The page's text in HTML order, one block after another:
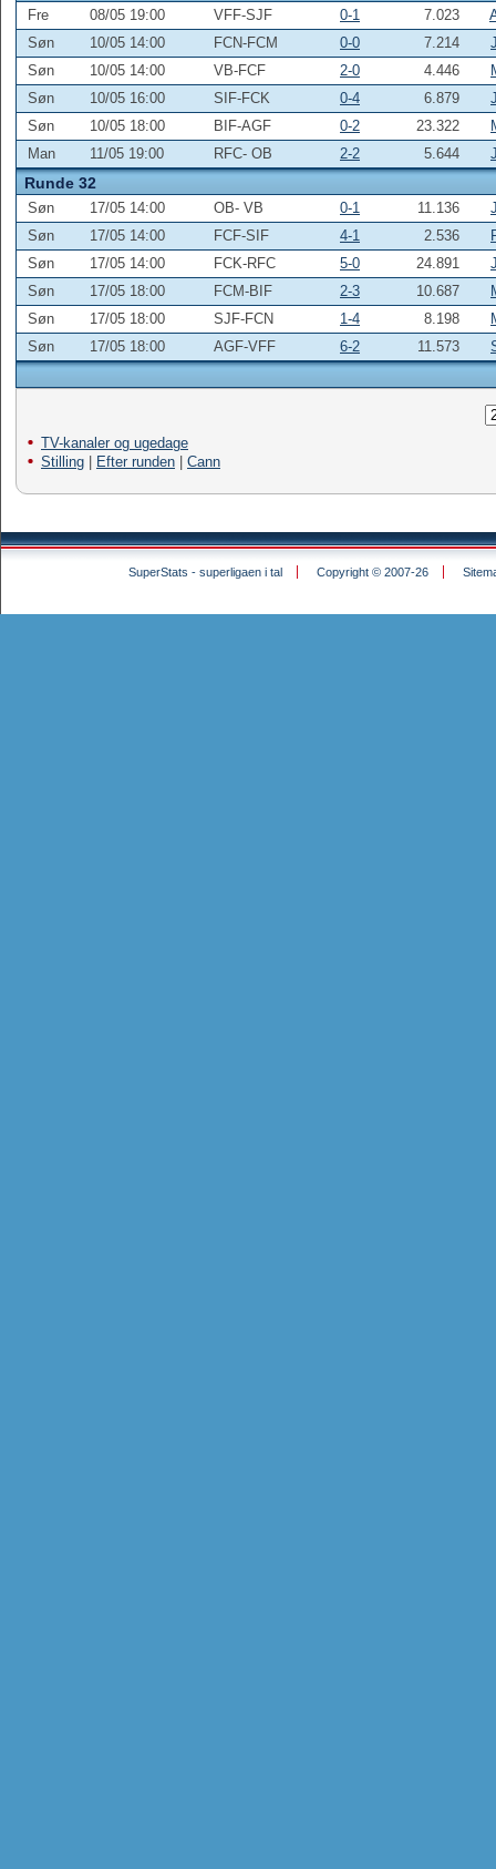
Fre 08/05 19:00 VFF-SJF 0-1 7.023
Søn
10/05 14:00 FCN-FCM 0-0 7.214
Søn
10/05 14:00 VB-FCF 2-0 4.446
Søn
10/05 16:00 SIF-FCK 0-4 6.879
Søn
10/05 18:00 BIF-AGF 0-2 23.322
Man
11/05 19:00 RFC- OB 2-2 5.644
Runde 32
Søn 17/05 14:00 OB- VB 0-1 11.136
Søn
17/05 14:00 FCF-SIF 4-1 2.536
Søn
17/05 14:00 FCK-RFC 5-0 24.891
Søn
17/05 18:00 FCM-BIF 2-3 10.687
Søn
17/05 18:00 SJF-FCN 1-4 8.198
Søn
17/05 18:00 AGF-VFF 6-2 11.573
TV-kanaler og ugedage
Stilling
Efter runden Cann
SuperStats - superligaen i tal Copyright © 2007-26